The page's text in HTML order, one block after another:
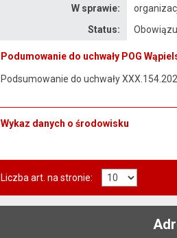
W sprawie:
Status:
Podumowanie do uchwały POG
Podsumowanie do uchwały
Wykaz danych o środowisku
Liczba art. na stronie: